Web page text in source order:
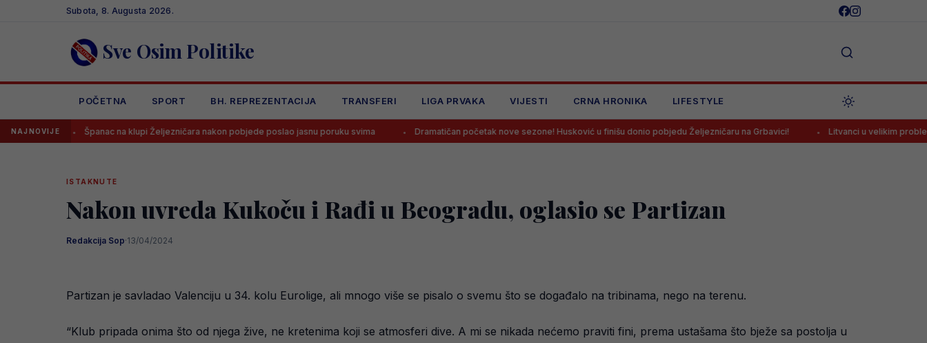
Subota, 8. Augusta 2026.
Sve Osim Politike
POČETNA SPORT BH. REPREZENTACIJA TRANSFERI LIGA PRVAKA VIJESTI CRNA HRONIKA LIFESTYLE
NAJNOVIJE
Španac na klupi Željezničara nakon pobjede poslao jasnu poruku svima Dramatičan početak nove sezone! Husković u finišu donio pobjedu Željezničaru na Grbavici! Litvanci u velikim problemima pred
ISTAKNUTE
Nakon uvreda Kukoču i Rađi u Beogradu, oglasio se Partizan
Redakcija Sop·13/04/2024
Partizan je savladao Valenciju u 34. kolu Eurolige, ali mnogo više se pisalo o svemu što se događalo na tribinama, nego na terenu.
“Klub pripada onima što od njega žive, ne kretenima koji se atmosferi dive. A mi se nikada nećemo praviti fini, prema ustašama što bježe sa postolja u